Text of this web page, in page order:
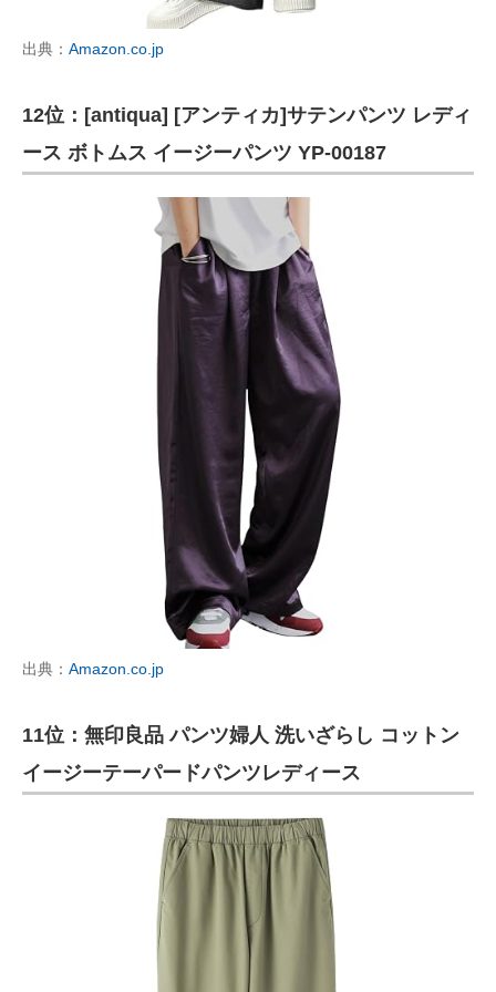
出典： Amazon.co.jp
12位：[antiqua] [アンティカ]サテンパンツ レディ
ース ボトムス イージーパンツ YP-00187
出典： Amazon.co.jp
11位：無印良品 パンツ婦人 洗いざらし コットン
イージーテーパードパンツレディース